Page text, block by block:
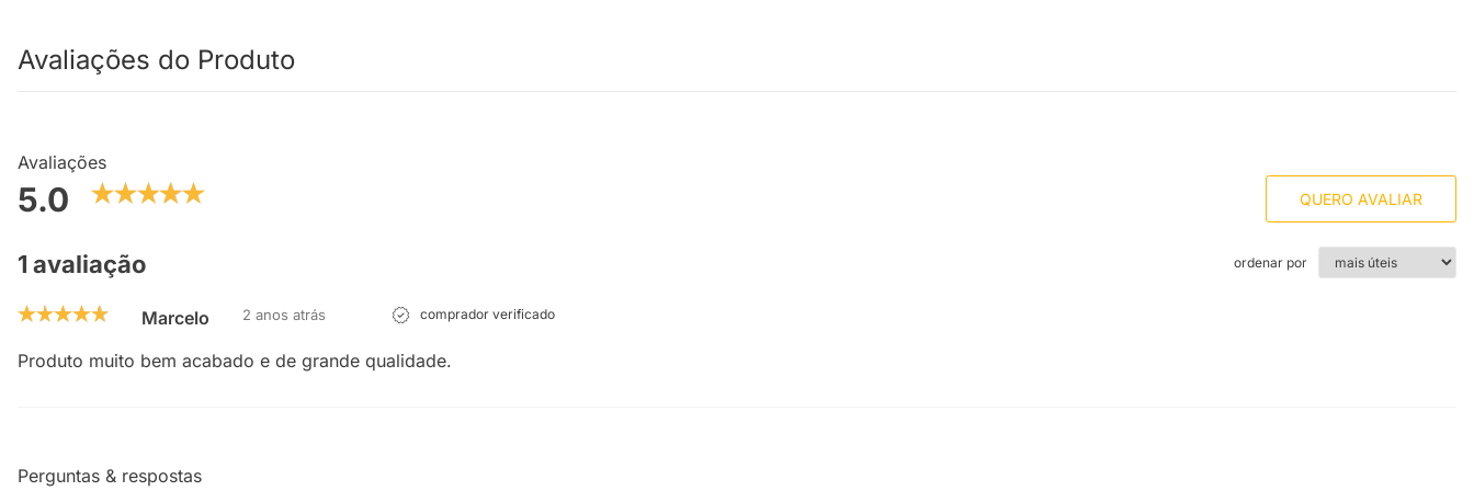
Avaliações do Produto
Avaliações
5.0 QUERO AVALIAR
1 avaliação ordenar por
Marcelo 2 anos atrás comprador verificado
Produto muito bem acabado e de grande qualidade.
Perguntas & respostas